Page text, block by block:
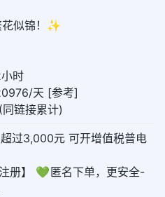
花似锦！✨
时
天 [参考]
链接累计)
过3,000元 可开增值税普电
册】 💚 匿名下单，更安全-